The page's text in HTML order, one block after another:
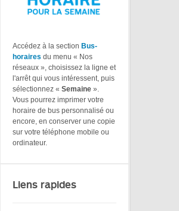
Accédez à la section Bus-
horaires du menu « Nos
réseaux », choisissez la ligne et
l'arrêt qui vous intéressent, puis
sélectionnez « Semaine ».
Vous pourrez imprimer votre
horaire de bus personnalisé ou
encore, en conserver une copie
sur votre téléphone mobile ou
ordinateur.
Liens rapides